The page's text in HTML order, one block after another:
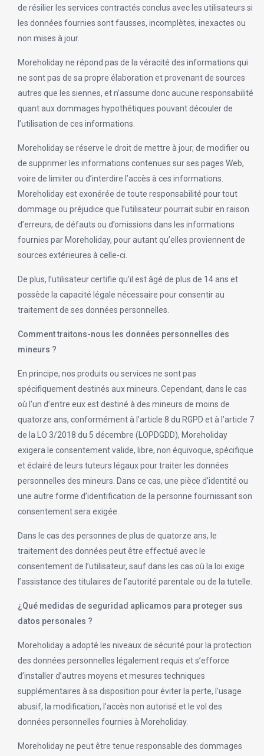
de résilier les services contractés conclus avec les utilisateurs si
les données fournies sont fausses, incomplètes, inexactes ou
non mises à jour.
Moreholiday ne répond pas de la véracité des informations qui
ne sont pas de sa propre élaboration et provenant de sources
autres que les siennes, et n’assume donc aucune responsabilité
quant aux dommages hypothétiques pouvant découler de
l’utilisation de ces informations.
Moreholiday se réserve le droit de mettre à jour, de modifier ou
de supprimer les informations contenues sur ses pages Web,
voire de limiter ou d’interdire l’accès à ces informations.
Moreholiday est exonérée de toute responsabilité pour tout
dommage ou préjudice que l’utilisateur pourrait subir en raison
d’erreurs, de défauts ou d’omissions dans les informations
fournies par Moreholiday, pour autant qu’elles proviennent de
sources extérieures à celle-ci.
De plus, l’utilisateur certifie qu’il est âgé de plus de 14 ans et
possède la capacité légale nécessaire pour consentir au
traitement de ses données personnelles.
Comment traitons-nous les données personnelles des
mineurs ?
En principe, nos produits ou services ne sont pas
spécifiquement destinés aux mineurs. Cependant, dans le cas
où l’un d’entre eux est destiné à des mineurs de moins de
quatorze ans, conformément à l’article 8 du RGPD et à l’article 7
de la LO 3/2018 du 5 décembre (LOPDGDD), Moreholiday
exigera le consentement valide, libre, non équivoque, spécifique
et éclairé de leurs tuteurs légaux pour traiter les données
personnelles des mineurs. Dans ce cas, une pièce d’identité ou
une autre forme d’identification de la personne fournissant son
consentement sera exigée.
Dans le cas des personnes de plus de quatorze ans, le
traitement des données peut être effectué avec le
consentement de l’utilisateur, sauf dans les cas où la loi exige
l’assistance des titulaires de l’autorité parentale ou de la tutelle.
¿Qué medidas de seguridad aplicamos para proteger sus
datos personales ?
Moreholiday a adopté les niveaux de sécurité pour la protection
des données personnelles légalement requis et s’efforce
d’installer d’autres moyens et mesures techniques
supplémentaires à sa disposition pour éviter la perte, l’usage
abusif, la modification, l’accès non autorisé et le vol des
données personnelles fournies à Moreholiday.
Moreholiday ne peut être tenue responsable des dommages